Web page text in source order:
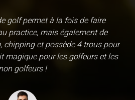
comme son nom l'indique est
un practice exceptionnel. il y a
classic sur tapis mais aussi
pour le chipping, les bumqers...
à l'academy. Il n'y a pas assez
de ce site